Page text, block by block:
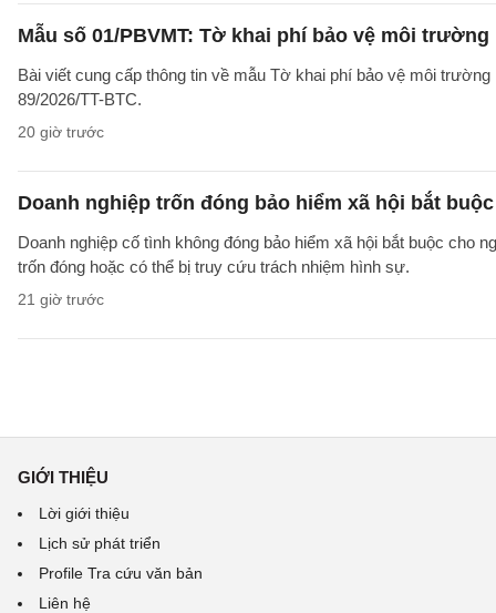
Mẫu số 01/PBVMT: Tờ khai phí bảo vệ môi trường
Bài viết cung cấp thông tin về mẫu Tờ khai phí bảo vệ môi
89/2026/TT-BTC.
20 giờ trước
Doanh nghiệp trốn đóng bảo hiểm xã hội bắt
Doanh nghiệp cố tình không đóng bảo hiểm xã hội bắt buộc cho
trốn đóng hoặc có thể bị truy cứu trách nhiệm hình sự.
21 giờ trước
GIỚI THIỆU
Lời giới thiệu
Lịch sử phát triển
Profile Tra cứu văn bản
Liên hệ